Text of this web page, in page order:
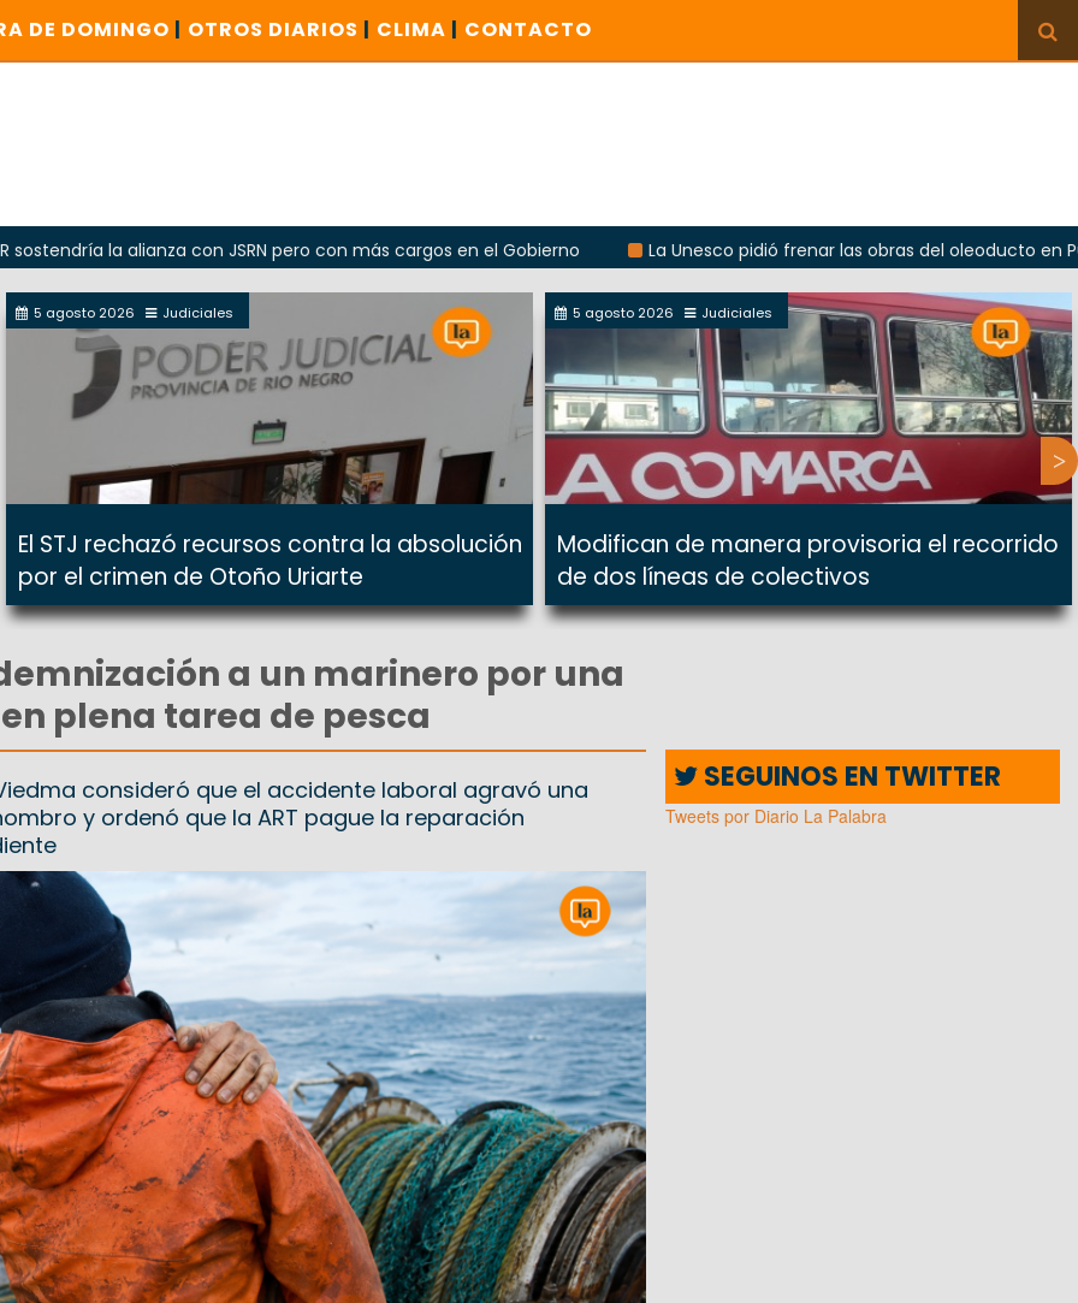
DE DOMINGO | OTROS DIARIOS | CLIMA | CONTACTO
la alianza con JSRN pero con más cargos en el Gobierno
La Unesco pidió frenar las obras del oleoducto en Punta
5 agosto 2026 Judiciales
El STJ rechazó recursos contra la absolución
por el crimen de Otoño Uriarte
5 agosto 2026 Judiciales
Modifican de manera provisoria el recorrido
de dos líneas de colectivos
a un marinero por una
plena tarea de pesca
consideró que el accidente laboral agravó una
y ordenó que la ART pague la reparación
SEGUINOS EN TWITTER
Tweets por Diario La Palabra